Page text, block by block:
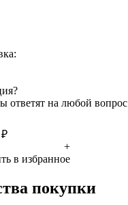
ответят на любой вопрос
₽
+
в избранное
покупки